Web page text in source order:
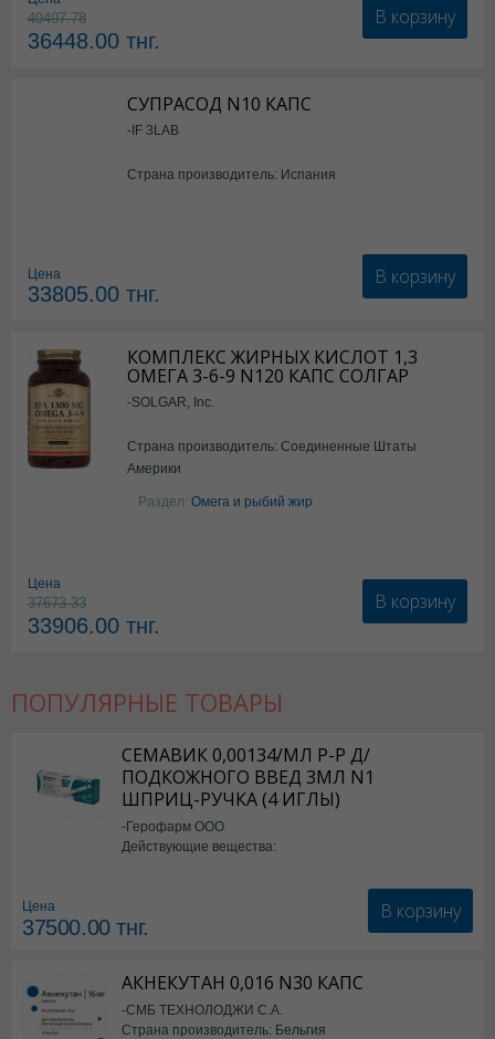
40497.78
36448.00 тнг.
В корзину
СУПРАСОД N10 КАПС
-IF 3LAB
Страна производитель: Испания
Цена
33805.00 тнг.
В корзину
КОМПЛЕКС ЖИРНЫХ КИСЛОТ 1,3
ОМЕГА 3-6-9 N120 КАПС СОЛГАР
-SOLGAR, Inc.
Страна производитель: Соединенные Штаты
Америки
Раздел: Омега и рыбий жир
Цена
37673.33
33906.00 тнг.
В корзину
ПОПУЛЯРНЫЕ ТОВАРЫ
СЕМАВИК 0,00134/МЛ Р-Р Д/
ПОДКОЖНОГО ВВЕД 3МЛ N1
ШПРИЦ-РУЧКА (4 ИГЛЫ)
-Герофарм ООО
Действующие вещества:
Цена
37500.00тнг.
В корзину
АКНЕКУТАН 0,016 N30 КАПС
-СМБ ТЕХНОЛОДЖИ С.А.
Страна производитель: Бельгия